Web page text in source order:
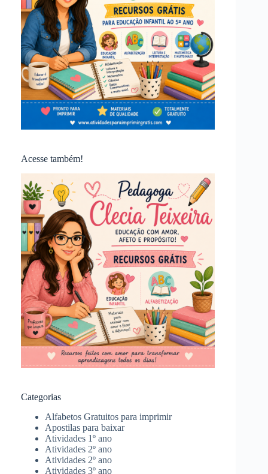
Acesse também!
Categorias
Alfabetos Gratuitos para imprimir
Apostilas para baixar
Atividades 1º ano
Atividades 2º ano
Atividades 2º ano
Atividades 3º ano